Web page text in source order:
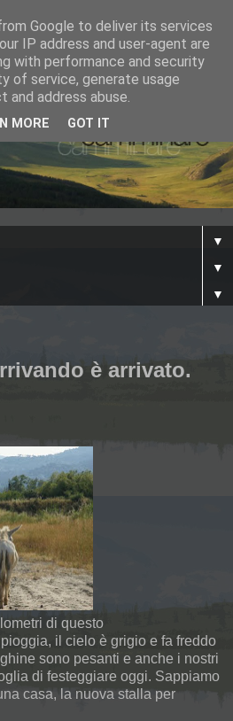
▼
▼
▼
è arrivato.
di questo
il cielo è grigio e fa freddo
sono pesanti e anche i nostri
di festeggiare oggi. Sappiamo
casa, la nuova stalla per
Google to deliver its services
IP address and user-agent are
with performance and security
of service, generate usage
address abuse.
MORE GOT IT